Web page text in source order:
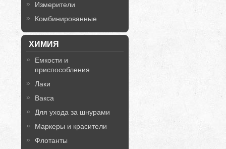
Измерители
Комбинированные
ХИМИЯ
Емкости и
приспособления
Лаки
Вакса
Для ухода за шнурами
Маркеры и красители
Флотанты